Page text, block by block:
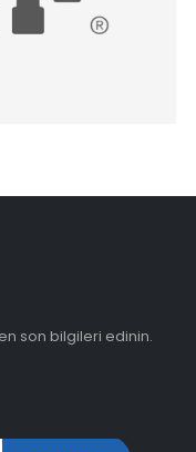
son bilgileri edinin.